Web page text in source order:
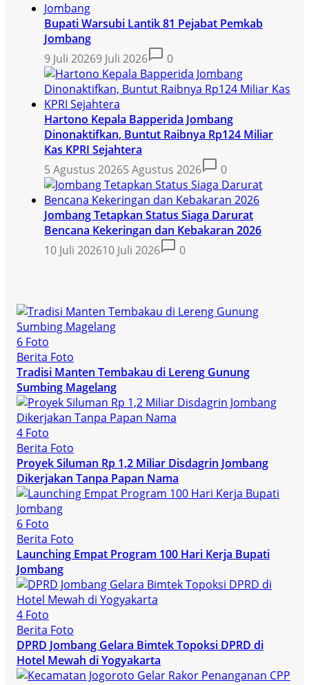
Bupati Warsubi Lantik 81 Pejabat Pemkab
Jombang
9 Juli 20269 Juli 2026 0
Hartono Kepala Bapperida Jombang
Dinonaktifkan, Buntut Raibnya Rp124 Miliar
Kas KPRI Sejahtera
5 Agustus 20265 Agustus 2026 0
Jombang Tetapkan Status Siaga Darurat
Bencana Kekeringan dan Kebakaran 2026
10 Juli 202610 Juli 2026 0
6 Foto
Berita Foto
Tradisi Manten Tembakau di Lereng Gunung
Sumbing Magelang
4 Foto
Berita Foto
Proyek Siluman Rp 1,2 Miliar Disdagrin Jombang
Dikerjakan Tanpa Papan Nama
6 Foto
Berita Foto
Launching Empat Program 100 Hari Kerja Bupati
Jombang
4 Foto
Berita Foto
DPRD Jombang Gelara Bimtek Topoksi DPRD di
Hotel Mewah di Yogyakarta